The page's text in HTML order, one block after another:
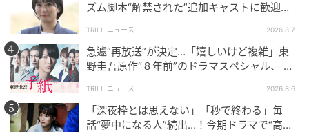
ズム脚本“解禁された”追加キャストに歓迎の
TRILL ニュース 2026.8.7
急遽“再放送”が決定…「嬉しいけど複雑」東
野圭吾原作“８年前”のドラマスペシャル、 放
TRILL ニュース 2026.8.6
「深夜枠とは思えない」「秒で終わる」毎
話“夢中になる人”続出…！今期ドラマで“高評